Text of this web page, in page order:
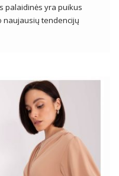
palaidinės yra puikus
naujausių tendencijų